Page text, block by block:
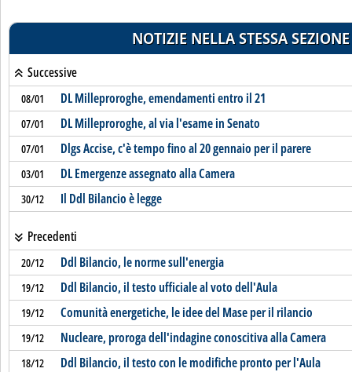
NOTIZIE NELLA STESSA SEZIONE
Successive
08/01 DL Milleproroghe, emendamenti entro il 21
07/01 DL Milleproroghe, al via l'esame in Senato
07/01 Dlgs Accise, c'è tempo fino al 20 gennaio per il parere
03/01 DL Emergenze assegnato alla Camera
30/12 Il Ddl Bilancio è legge
Precedenti
20/12 Ddl Bilancio, le norme sull'energia
19/12 Ddl Bilancio, il testo ufficiale al voto dell'Aula
19/12 Comunità energetiche, le idee del Mase per il rilancio
19/12 Nucleare, proroga dell'indagine conoscitiva alla Camera
18/12 Ddl Bilancio, il testo con le modifiche pronto per l'Aula